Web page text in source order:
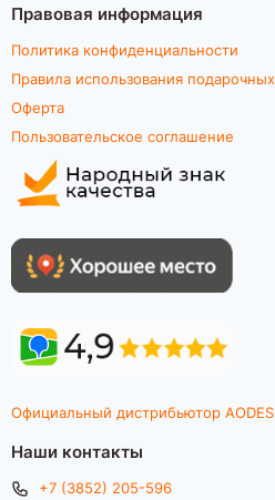
Правовая информация
Политика конфиденциальности
Правила использования
Оферта
Пользовательское соглашение
Официальный дистрибьютор
Наши контакты
+7 (3852) 205-596